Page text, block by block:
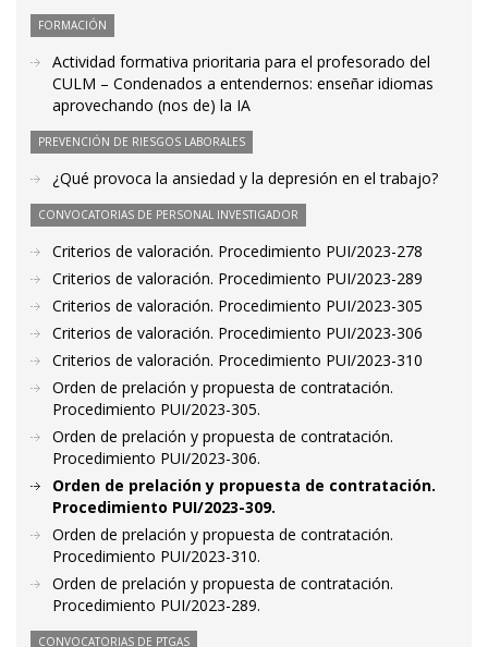
FORMACIÓN
Actividad formativa prioritaria para el profesorado del
CULM – Condenados a entendernos: enseñar idiomas
aprovechando (nos de) la IA
PREVENCIÓN DE RIESGOS LABORALES
¿Qué provoca la ansiedad y la depresión en el trabajo?
CONVOCATORIAS DE PERSONAL INVESTIGADOR
Criterios de valoración. Procedimiento PUI/2023-278
Criterios de valoración. Procedimiento PUI/2023-289
Criterios de valoración. Procedimiento PUI/2023-305
Criterios de valoración. Procedimiento PUI/2023-306
Criterios de valoración. Procedimiento PUI/2023-310
Orden de prelación y propuesta de contratación.
Procedimiento PUI/2023-305.
Orden de prelación y propuesta de contratación.
Procedimiento PUI/2023-306.
Orden de prelación y propuesta de contratación.
Procedimiento PUI/2023-309.
Orden de prelación y propuesta de contratación.
Procedimiento PUI/2023-310.
Orden de prelación y propuesta de contratación.
Procedimiento PUI/2023-289.
CONVOCATORIAS DE PTGAS